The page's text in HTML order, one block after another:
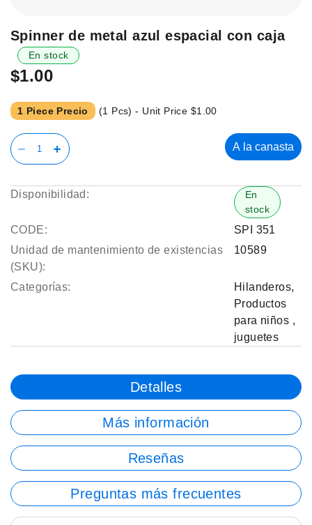
Saltar
principio
de
galería
de
imágenes.
Spinner de metal azul espacial con caja
En stock
$1.00
1 Piece Precio (1 Pcs) - Unit Price $1.00
A la canasta
Disponibilidad:
En
stock
CODE:
SPI 351
Unidad de mantenimiento de existencias
(SKU):
10589
Categorías: Hilanderos,
Productos
para niños ,
juguetes
Detalles
Más información
Reseñas
Preguntas más frecuentes